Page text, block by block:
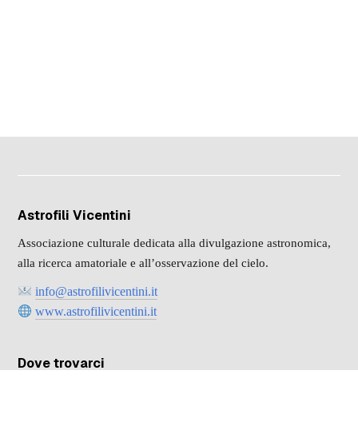
Astrofili Vicentini
Associazione culturale dedicata alla divulgazione astronomica,
alla ricerca amatoriale e all’osservazione del cielo.
info@astrofilivicentini.it
www.astrofilivicentini.it
Dove trovarci